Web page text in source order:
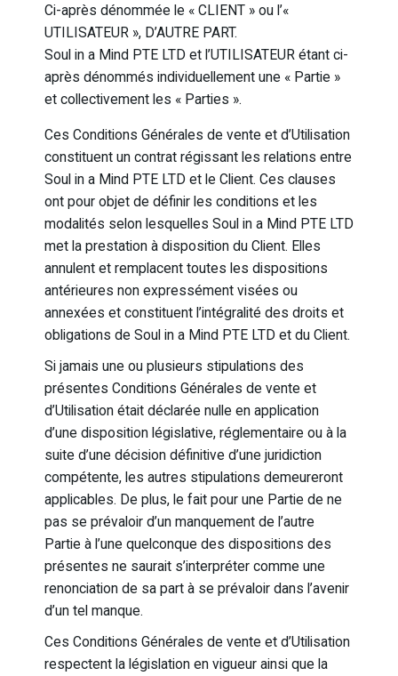
Ci-après dénommée le « CLIENT » ou l’«
UTILISATEUR », D’AUTRE PART.
Soul in a Mind PTE LTD et l’UTILISATEUR étant ci-
après dénommés individuellement une « Partie »
et collectivement les « Parties ».
Ces Conditions Générales de vente et d’Utilisation
constituent un contrat régissant les relations entre
Soul in a Mind PTE LTD et le Client. Ces clauses
ont pour objet de définir les conditions et les
modalités selon lesquelles Soul in a Mind PTE LTD
met la prestation à disposition du Client. Elles
annulent et remplacent toutes les dispositions
antérieures non expressément visées ou
annexées et constituent l’intégralité des droits et
obligations de Soul in a Mind PTE LTD et du Client.
Si jamais une ou plusieurs stipulations des
présentes Conditions Générales de vente et
d’Utilisation était déclarée nulle en application
d’une disposition législative, réglementaire ou à la
suite d’une décision définitive d’une juridiction
compétente, les autres stipulations demeureront
applicables. De plus, le fait pour une Partie de ne
pas se prévaloir d’un manquement de l’autre
Partie à l’une quelconque des dispositions des
présentes ne saurait s’interpréter comme une
renonciation de sa part à se prévaloir dans l’avenir
d’un tel manque.
Ces Conditions Générales de vente et d’Utilisation
respectent la législation en vigueur ainsi que la